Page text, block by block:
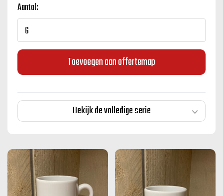
Aantal:
Toevoegen aan offertemap
Bekijk de volledige serie